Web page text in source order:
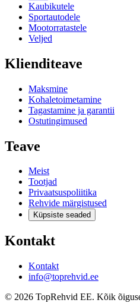
Kaubikutele
Sportautodele
Mootorratastele
Veljed
Klienditeave
Maksmine
Kohaletoimetamine
Tagastamine ja garantii
Ostutingimused
Teave
Meist
Tootjad
Privaatsuspoliitika
Rehvide märgistused
Küpsiste seaded
Kontakt
Kontakt
info@toprehvid.ee
© 2026 TopRehvid EE. Kõik